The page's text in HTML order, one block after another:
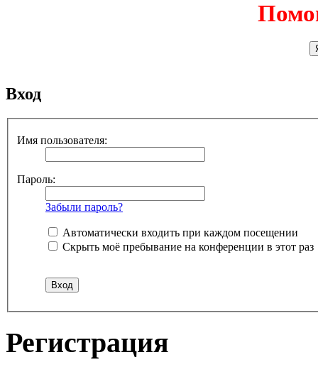
Вход
Имя пользователя:
Пароль:
Забыли пароль?
Автоматически входить при каждом посещении
Скрыть моё пребывание на конференции в этот раз
Регистрация